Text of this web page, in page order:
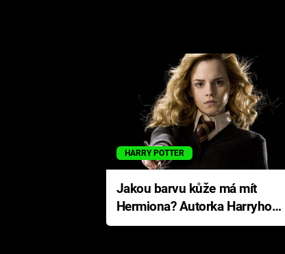
HARRY POTTER
Jakou barvu kůže má mít
Hermiona? Autorka Harryho
Pottera přišla s ráznou